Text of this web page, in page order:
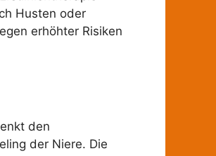
Husten oder
erhöhter Risiken
den
der Niere. Die